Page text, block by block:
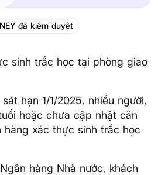
đã kiểm duyệt
sinh trắc học tại phòng giao
hạn 1/1/2025, nhiều người,
hoặc chưa cập nhật căn
hàng xác thực sinh trắc học
hàng Nhà nước, khách